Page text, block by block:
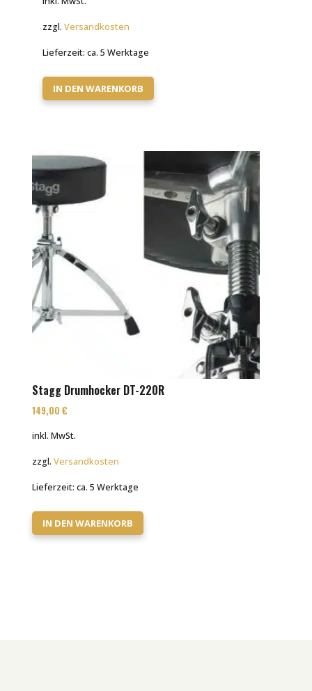
111,00 €39,90 €.
zzgl. Versandkosten
Lieferzeit: ca. 5 Werktage
IN DEN WARENKORB
Stagg Drumhocker DT-220R
149,00€
inkl. MwSt.
zzgl.Versandkosten
Lieferzeit:ca. 5 Werktage
IN DEN WARENKORB